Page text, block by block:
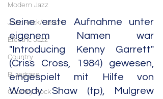
Modern Jazz
Jazz Rock/Fusion
Electric Jazz
Country
Bluegrass
Country Rock
Seine erste Aufnahme unter
eigenem Namen war
"Introducing Kenny Garrett"
(Criss Cross, 1984) gewesen,
eingespielt mit Hilfe von
Woody Shaw (tp), Mulgrew